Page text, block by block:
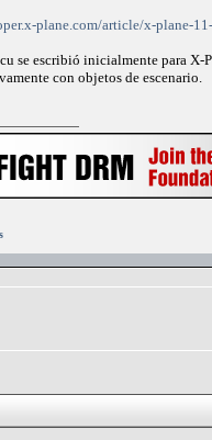
plane.com/article/x-plane-
se escribió inicialmente para
con objetos de escenario.